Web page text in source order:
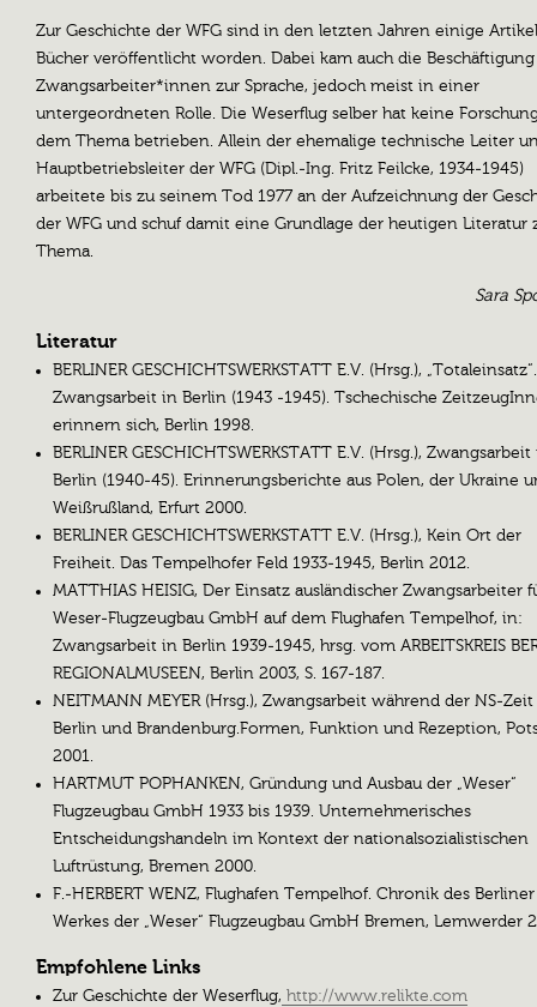
Zur Geschichte der WFG sind in den letzten Jahren einige
Bücher veröffentlicht worden. Dabei kam auch die
Zwangsarbeiter*innen zur Sprache, jedoch meist in einer
untergeordneten Rolle. Die Weserflug selber hat keine
dem Thema betrieben. Allein der ehemalige technische Leiter
Hauptbetriebsleiter der WFG (Dipl.-Ing. Fritz Feilcke, 1934-1945)
arbeitete bis zu seinem Tod 1977 an der Aufzeichnung der
der WFG und schuf damit eine Grundlage der heutigen Literatur
Thema.
Sara
Literatur
BERLINER GESCHICHTSWERKSTATT E.V. (Hrsg.), „Totaleinsatz“.
Zwangsarbeit in Berlin (1943 -1945). Tschechische
erinnern sich, Berlin 1998.
BERLINER GESCHICHTSWERKSTATT E.V. (Hrsg.),
Berlin (1940-45). Erinnerungsberichte aus Polen, der Ukraine
Weißrußland, Erfurt 2000.
BERLINER GESCHICHTSWERKSTATT E.V. (Hrsg.), Kein Ort der
Freiheit. Das Tempelhofer Feld 1933-1945, Berlin 2012.
MATTHIAS HEISIG, Der Einsatz ausländischer Zwangsarbeiter
Weser-Flugzeugbau GmbH auf dem Flughafen Tempelhof, in:
Zwangsarbeit in Berlin 1939-1945, hrsg. vom ARBEITSKREIS
REGIONALMUSEEN, Berlin 2003, S. 167-187.
NEITMANN MEYER (Hrsg.), Zwangsarbeit während der NS-
Berlin und Brandenburg.Formen, Funktion und Rezeption,
2001.
HARTMUT POPHANKEN, Gründung und Ausbau der „Weser“
Flugzeugbau GmbH 1933 bis 1939. Unternehmerisches
Entscheidungshandeln im Kontext der nationalsozialistischen
Luftrüstung, Bremen 2000.
F.-HERBERT WENZ, Flughafen Tempelhof. Chronik des Berliner
Werkes der „Weser“ Flugzeugbau GmbH Bremen, Lemwerder
Empfohlene Links
Zur Geschichte der Weserflug, http://www.relikte.com